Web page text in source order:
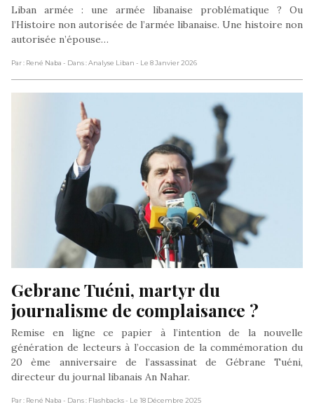
Liban armée : une armée libanaise problématique ? Ou
l’Histoire non autorisée de l’armée libanaise. Une histoire non
autorisée n’épouse…
Par : René Naba - Dans : Analyse Liban - Le 8 Janvier 2026
Gebrane Tuéni, martyr du
journalisme de complaisance ?
Remise en ligne ce papier à l’intention de la nouvelle
génération de lecteurs à l’occasion de la commémoration du
20 ème anniversaire de l’assassinat de Gébrane Tuéni,
directeur du journal libanais An Nahar.
Par : René Naba - Dans : Flashbacks- Le 18 Décembre 2025